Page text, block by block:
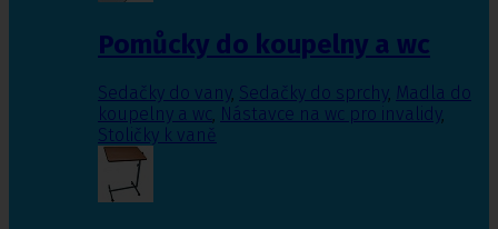
Pomůcky do koupelny a wc
Sedačky do vany, Sedačky do sprchy, Madla do
koupelny a wc, Nástavce na wc pro invalidy,
Stoličky k vaně